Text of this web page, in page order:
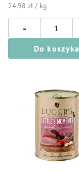
24,98 zł / kg
-
Do koszyka